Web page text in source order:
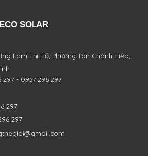
SOLAR
Lâm Thị Hố, PhườngTân Chánh Hiệp,
297 - 0937 296 297
297
297